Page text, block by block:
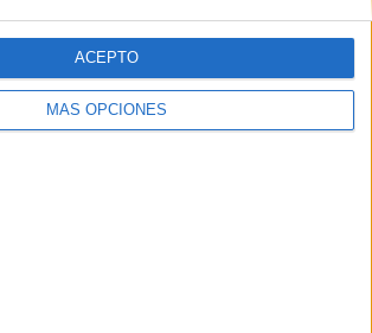
MÁS OPCIONES
ACEPTO